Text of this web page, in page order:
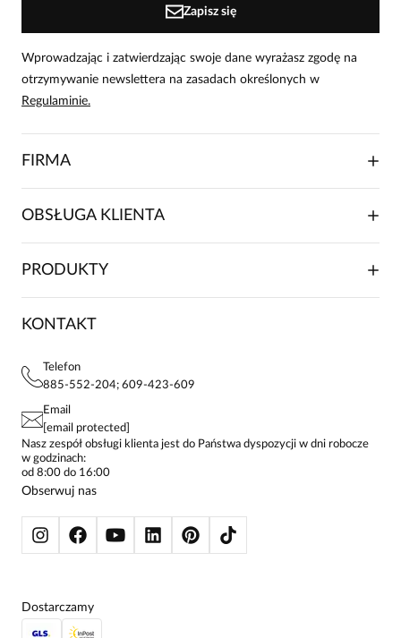
Zapisz się
Wprowadzając i zatwierdzając swoje dane wyrażasz zgodę na
otrzymywanie newslettera na zasadach określonych w
Regulaminie.
FIRMA
O NAS
FRANCZYZA
KONTAKTY
OBSŁUGA KLIENTA
SKŁADANIE ZAMÓWIENIA
FAQ
POLITYKA PRYWATNOŚCI
STREFA STAŁEGO KLIENTA
PRODUKTY
SUKIENKI
KOSZULE DAMSKIE
SPODNIE DAMSKIE
ŻAKIETY I MARYNARKI
SWETRY
BLUZY
KONTAKT
Telefon
885-552-204; 609-423-609
Email
[email protected]
Nasz zespół obsługi klienta jest do Państwa dyspozycji w dni robocze
w godzinach:
od 8:00 do 16:00
Obserwuj nas
Dostarczamy